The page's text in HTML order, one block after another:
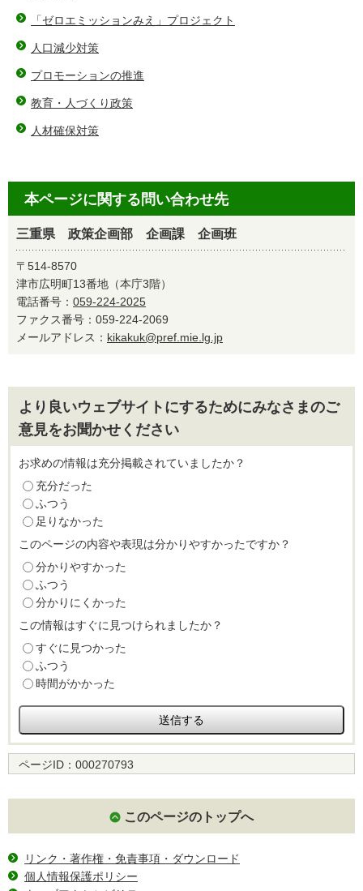
「ゼロエミッションみえ」プロジェクト
人口減少対策
プロモーションの推進
教育・人づくり政策
人材確保対策
本ページに関する問い合わせ先
三重県 政策企画部 企画課 企画班
〒514-8570
津市広明町13番地（本庁3階）
電話番号： 059-224-2025
ファクス番号：059-224-2069
メールアドレス： kikakuk@pref.mie.lg.jp
より良いウェブサイトにするためにみなさまのご
意見をお聞かせください
お求めの情報は充分掲載されていましたか？
充分だった
ふつう
足りなかった
このページの内容や表現は分かりやすかったですか？
分かりやすかった
ふつう
分かりにくかった
この情報はすぐに見つけられましたか？
すぐに見つかった
ふつう
時間がかかった
ページID： 000270793
このページのトップへ
リンク・著作権・免責事項・ダウンロード
個人情報保護ポリシー